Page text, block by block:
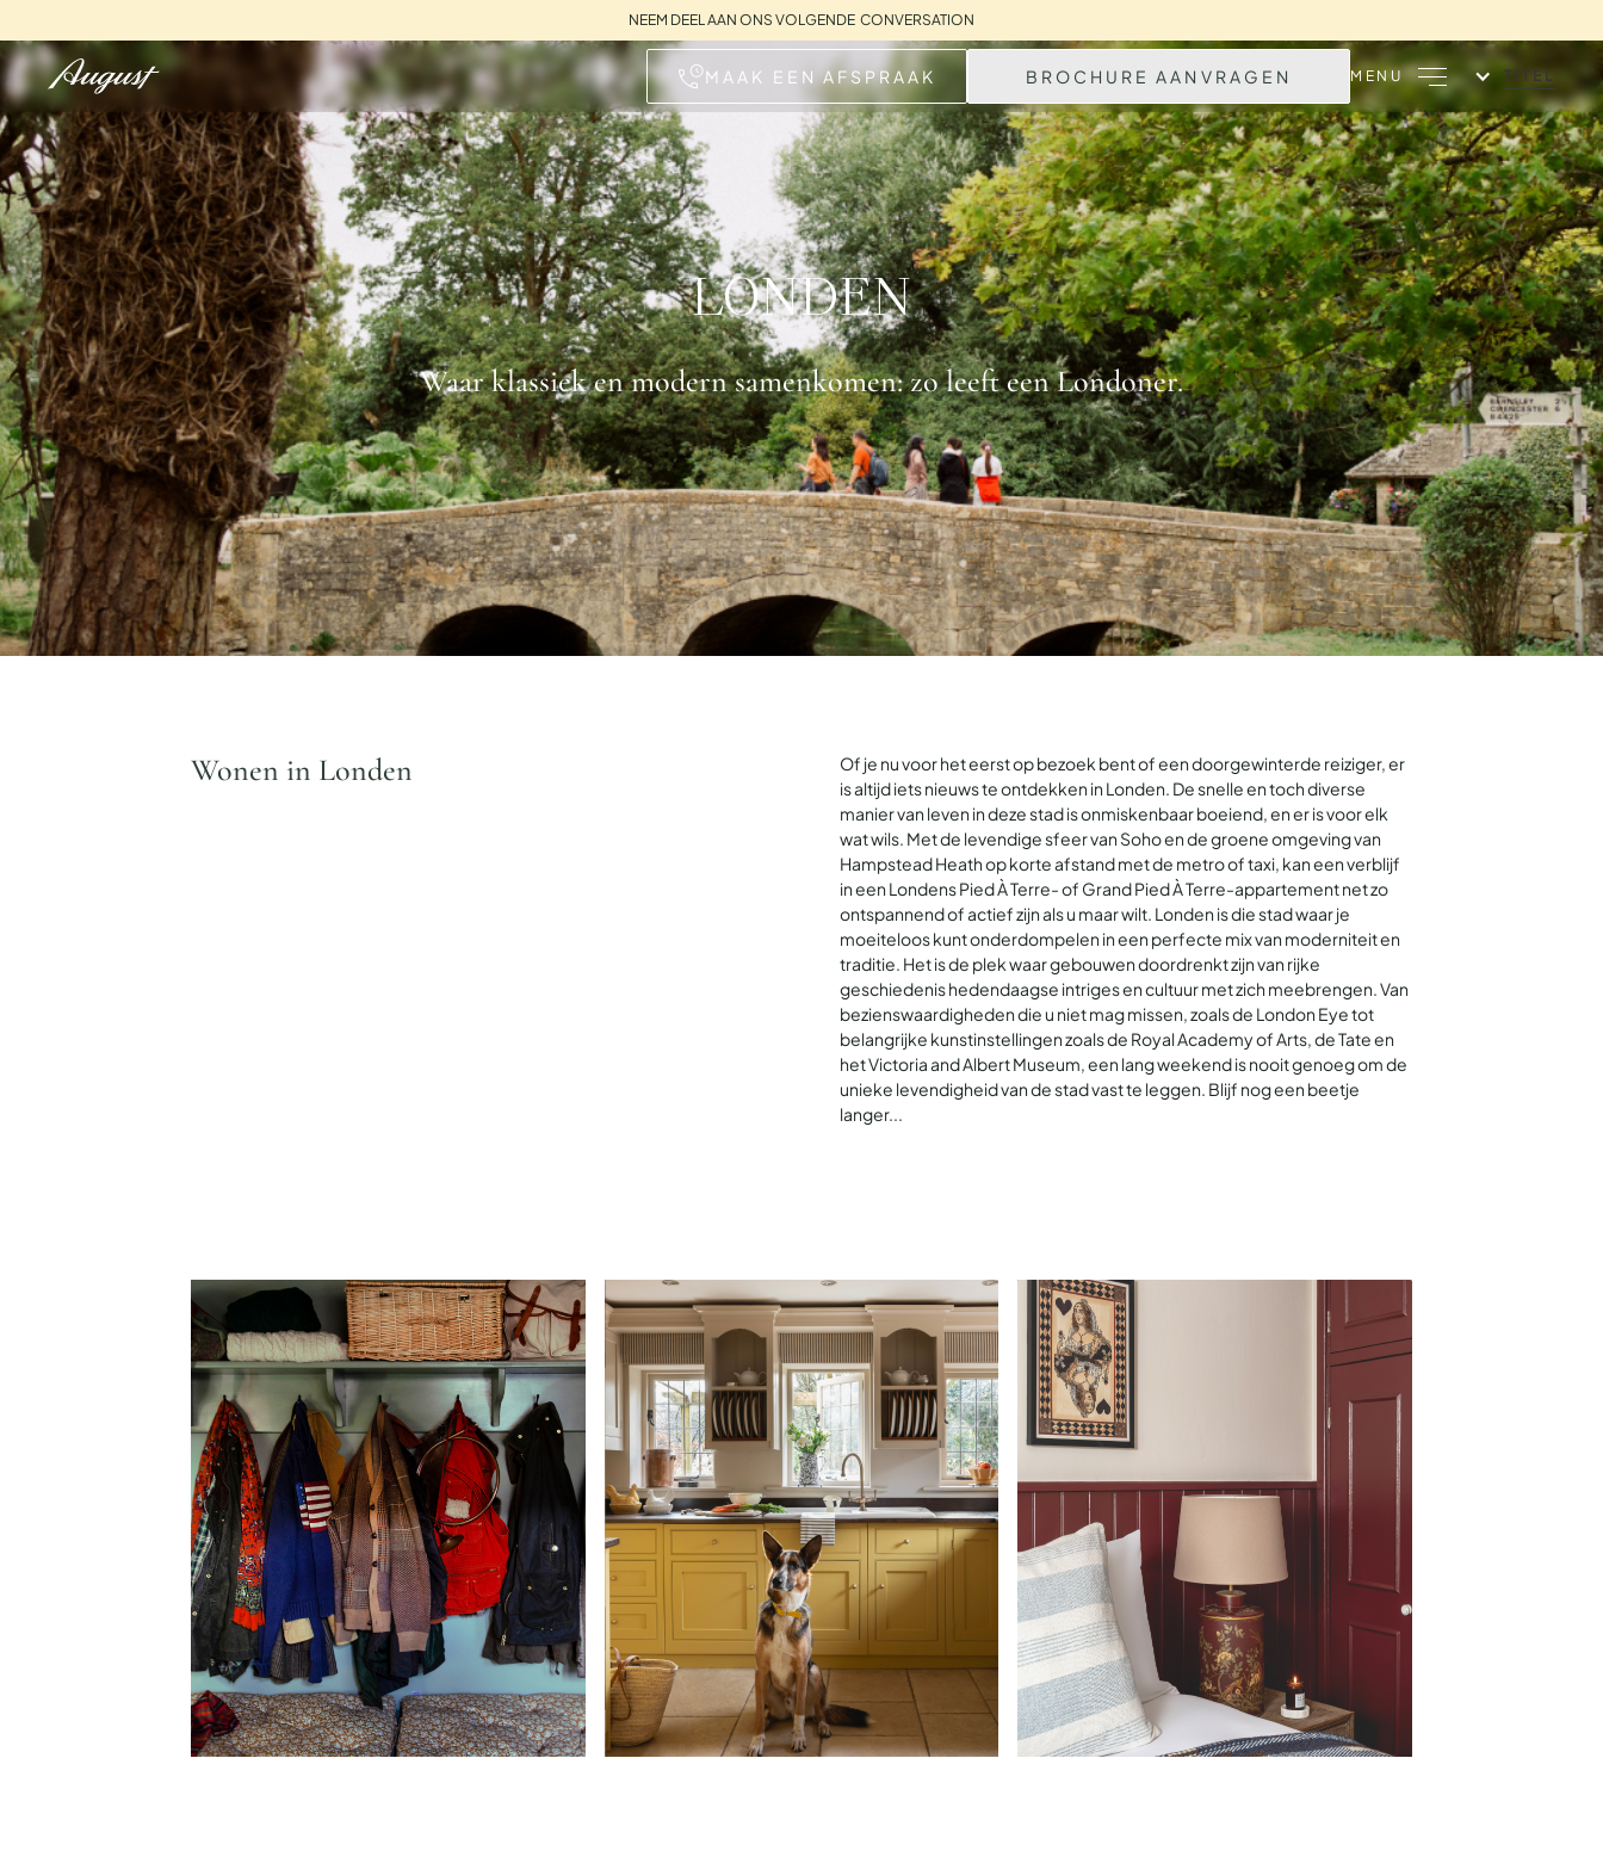
NEEM DEEL AAN ONS VOLGENDE CONVERSATION
MAAK EEN AFSPRAAK BROCHURE AANVRAGEN MENU TITEL
LONDEN
Waar klassiek en modern samenkomen: zo leeft een Londoner.
Wonen in Londen
Of je nu voor het eerst op bezoek bent of een doorgewinterde reiziger, er
is altijd iets nieuws te ontdekken in Londen. De snelle en toch diverse
manier van leven in deze stad is onmiskenbaar boeiend, en er is voor elk
wat wils. Met de levendige sfeer van Soho en de groene omgeving van
Hampstead Heath op korte afstand met de metro of taxi, kan een verblijf
in een Londens Pied À Terre- of Grand Pied À Terre-appartement net zo
ontspannend of actief zijn als u maar wilt. Londen is die stad waar je
moeiteloos kunt onderdompelen in een perfecte mix van moderniteit en
traditie. Het is de plek waar gebouwen doordrenkt zijn van rijke
geschiedenis hedendaagse intriges en cultuur met zich meebrengen. Van
bezienswaardigheden die u niet mag missen, zoals de London Eye tot
belangrijke kunstinstellingen zoals de Royal Academy of Arts, de Tate en
het Victoria and Albert Museum, een lang weekend is nooit genoeg om de
unieke levendigheid van de stad vast te leggen. Blijf nog een beetje
langer...